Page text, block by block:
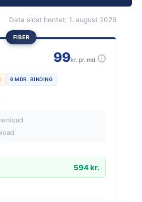
Data sidst hentet: 1. august 2026
FIBER
99kr. pr. md. i
6 MDR. BINDING
594 kr.